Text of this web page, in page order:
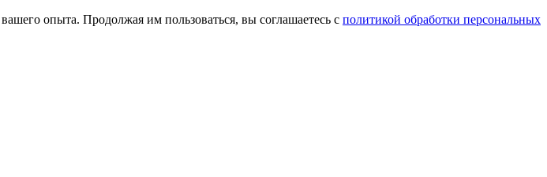
опыта. Продолжая им пользоваться, вы соглашаетесь с политикой обработки персональных